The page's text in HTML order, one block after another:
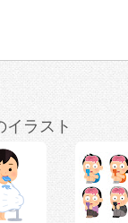
イラスト